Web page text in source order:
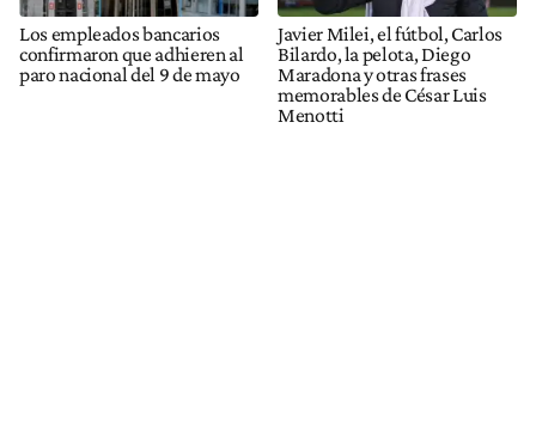
Los empleados bancarios
confirmaron que adhieren al
paro nacional del 9 de mayo
Javier Milei, el fútbol, Carlos
Bilardo, la pelota, Diego
Maradona y otras frases
memorables de César Luis
Menotti